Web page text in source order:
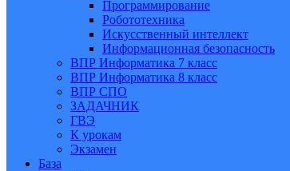
Программирование
Робототехника
Искусственный интеллект
Информационная безопасность
ВПР Информатика 7 класс
ВПР Информатика 8 класс
ВПР СПО
ЗАДАЧНИК
ГВЭ
К урокам
Экзамен
База